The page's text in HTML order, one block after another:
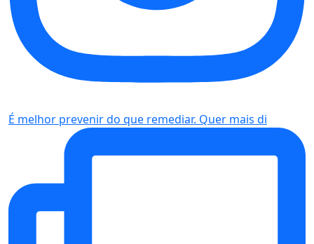
É melhor prevenir do que remediar. Quer mais di